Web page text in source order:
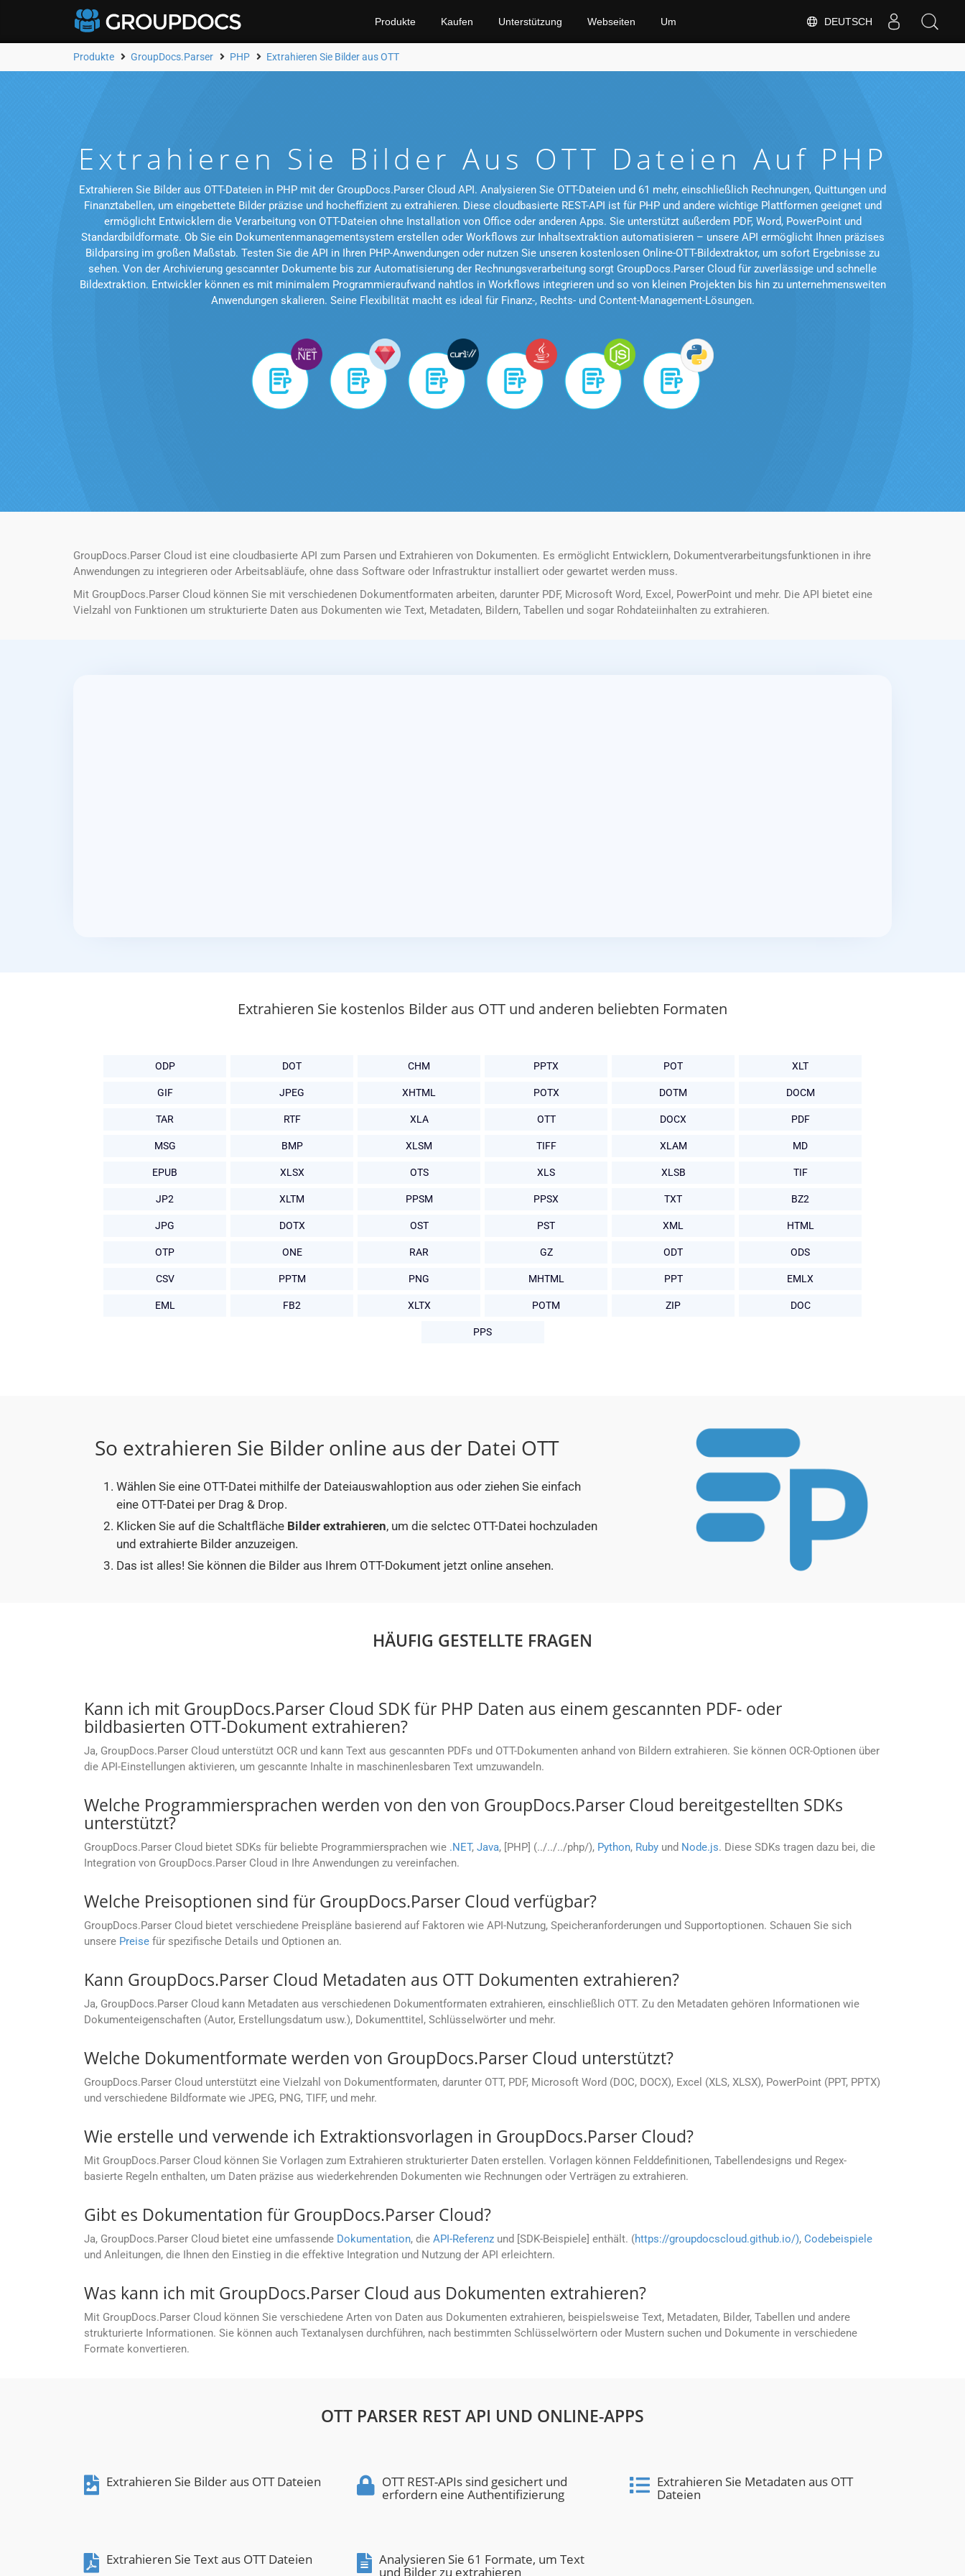
DEUTSCH
Produkte Kaufen Unterstützung Webseiten Um
Produkte GroupDocs.Parser PHP Extrahieren Sie Bilder aus OTT
Extrahieren Sie Bilder Aus OTT Dateien Auf PHP
Extrahieren Sie Bilder aus OTT-Dateien in PHP mit der GroupDocs.Parser Cloud API. Analysieren Sie OTT-Dateien und 61 mehr, einschließlich Rechnungen, Quittungen und
Finanztabellen, um eingebettete Bilder präzise und hocheffizient zu extrahieren. Diese cloudbasierte REST-API ist für PHP und andere wichtige Plattformen geeignet und
ermöglicht Entwicklern die Verarbeitung von OTT-Dateien ohne Installation von Office oder anderen Apps. Sie unterstützt außerdem PDF, Word, PowerPoint und
Standardbildformate. Ob Sie ein Dokumentenmanagementsystem erstellen oder Workflows zur Inhaltsextraktion automatisieren – unsere API ermöglicht Ihnen präzises
Bildparsing im großen Maßstab. Testen Sie die API in Ihren PHP-Anwendungen oder nutzen Sie unseren kostenlosen Online-OTT-Bildextraktor, um sofort Ergebnisse zu
sehen. Von der Archivierung gescannter Dokumente bis zur Automatisierung der Rechnungsverarbeitung sorgt GroupDocs.Parser Cloud für zuverlässige und schnelle
Bildextraktion. Entwickler können es mit minimalem Programmieraufwand nahtlos in Workflows integrieren und so von kleinen Projekten bis hin zu unternehmensweiten
Anwendungen skalieren. Seine Flexibilität macht es ideal für Finanz-, Rechts- und Content-Management-Lösungen.
GroupDocs.Parser Cloud ist eine cloudbasierte API zum Parsen und Extrahieren von Dokumenten. Es ermöglicht Entwicklern, Dokumentverarbeitungsfunktionen in ihre
Anwendungen zu integrieren oder Arbeitsabläufe, ohne dass Software oder Infrastruktur installiert oder gewartet werden muss.
Mit GroupDocs.Parser Cloud können Sie mit verschiedenen Dokumentformaten arbeiten, darunter PDF, Microsoft Word, Excel, PowerPoint und mehr. Die API bietet eine
Vielzahl von Funktionen um strukturierte Daten aus Dokumenten wie Text, Metadaten, Bildern, Tabellen und sogar Rohdateiinhalten zu extrahieren.
Extrahieren Sie kostenlos Bilder aus OTT und anderen beliebten Formaten
ODP DOT CHM PPTX POT XLT
GIF JPEG XHTML POTX DOTM DOCM
TAR RTF XLA OTT DOCX PDF
MSG BMP XLSM TIFF XLAM MD
EPUB XLSX OTS XLS XLSB TIF
JP2 XLTM PPSM PPSX TXT BZ2
JPG DOTX OST PST XML HTML
OTP ONE RAR GZ ODT ODS
CSV PPTM PNG MHTML PPT EMLX
EML FB2 XLTX POTM ZIP DOC
PPS
So extrahieren Sie Bilder online aus der Datei OTT
Wählen Sie eine OTT-Datei mithilfe der Dateiauswahloption aus oder ziehen Sie einfach
eine OTT-Datei per Drag & Drop.
Klicken Sie auf die Schaltfläche Bilder extrahieren, um die selctec OTT-Datei hochzuladen
und extrahierte Bilder anzuzeigen.
Das ist alles! Sie können die Bilder aus Ihrem OTT-Dokument jetzt online ansehen.
HÄUFIG GESTELLTE FRAGEN
Kann ich mit GroupDocs.Parser Cloud SDK für PHP Daten aus einem gescannten PDF- oder
bildbasierten OTT-Dokument extrahieren?
Ja, GroupDocs.Parser Cloud unterstützt OCR und kann Text aus gescannten PDFs und OTT-Dokumenten anhand von Bildern extrahieren. Sie können OCR-Optionen über
die API-Einstellungen aktivieren, um gescannte Inhalte in maschinenlesbaren Text umzuwandeln.
Welche Programmiersprachen werden von den von GroupDocs.Parser Cloud bereitgestellten SDKs
unterstützt?
GroupDocs.Parser Cloud bietet SDKs für beliebte Programmiersprachen wie .NET, Java, [PHP] (../../../php/), Python, Ruby und Node.js. Diese SDKs tragen dazu bei, die
Integration von GroupDocs.Parser Cloud in Ihre Anwendungen zu vereinfachen.
Welche Preisoptionen sind für GroupDocs.Parser Cloud verfügbar?
GroupDocs.Parser Cloud bietet verschiedene Preispläne basierend auf Faktoren wie API-Nutzung, Speicheranforderungen und Supportoptionen. Schauen Sie sich
unsere Preise für spezifische Details und Optionen an.
Kann GroupDocs.Parser Cloud Metadaten aus OTT Dokumenten extrahieren?
Ja, GroupDocs.Parser Cloud kann Metadaten aus verschiedenen Dokumentformaten extrahieren, einschließlich OTT. Zu den Metadaten gehören Informationen wie
Dokumenteigenschaften (Autor, Erstellungsdatum usw.), Dokumenttitel, Schlüsselwörter und mehr.
Welche Dokumentformate werden von GroupDocs.Parser Cloud unterstützt?
GroupDocs.Parser Cloud unterstützt eine Vielzahl von Dokumentformaten, darunter OTT, PDF, Microsoft Word (DOC, DOCX), Excel (XLS, XLSX), PowerPoint (PPT, PPTX)
und verschiedene Bildformate wie JPEG, PNG, TIFF, und mehr.
Wie erstelle und verwende ich Extraktionsvorlagen in GroupDocs.Parser Cloud?
Mit GroupDocs.Parser Cloud können Sie Vorlagen zum Extrahieren strukturierter Daten erstellen. Vorlagen können Felddefinitionen, Tabellendesigns und Regex-
basierte Regeln enthalten, um Daten präzise aus wiederkehrenden Dokumenten wie Rechnungen oder Verträgen zu extrahieren.
Gibt es Dokumentation für GroupDocs.Parser Cloud?
Ja, GroupDocs.Parser Cloud bietet eine umfassende Dokumentation, die API-Referenz und [SDK-Beispiele] enthält. (https://groupdocscloud.github.io/), Codebeispiele
und Anleitungen, die Ihnen den Einstieg in die effektive Integration und Nutzung der API erleichtern.
Was kann ich mit GroupDocs.Parser Cloud aus Dokumenten extrahieren?
Mit GroupDocs.Parser Cloud können Sie verschiedene Arten von Daten aus Dokumenten extrahieren, beispielsweise Text, Metadaten, Bilder, Tabellen und andere
strukturierte Informationen. Sie können auch Textanalysen durchführen, nach bestimmten Schlüsselwörtern oder Mustern suchen und Dokumente in verschiedene
Formate konvertieren.
OTT PARSER REST API UND ONLINE-APPS
Extrahieren Sie Bilder aus OTT Dateien OTT REST-APIs sind gesichert und
erfordern eine Authentifizierung
Extrahieren Sie Metadaten aus OTT
Dateien
Extrahieren Sie Text aus OTT Dateien Analysieren Sie 61 Formate, um Text
und Bilder zu extrahieren